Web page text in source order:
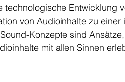
technologische Entwicklung
von Audioinhalte zu
Konzepte sind
mit allen Sinnen